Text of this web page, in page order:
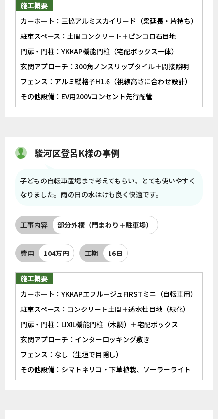
施工概要
カーポート：三協アルミスカイリード（梁延長・片持ち）
駐車スペース：土間コンクリート＋ピンコロ石目地
門扉・門柱：YKKAP機能門柱（宅配ボックス一体）
玄関アプローチ：300角ノンスリップタイル＋間接照明
フェンス：アルミ縦格子H1.6（視線高さに合わせ設計）
その他設備：EV用200Vコンセント先行配管
駿河区登呂K様の事例
子どもの自転車置場まで考えてもらい、とても使いやすく
なりました。雨の日の水はけも良く快適です。
工事内容 部分外構（門まわり＋駐車場）
費用 104万円 工期 16日
施工概要
カーポート：YKKAPエフルージュFIRSTミニ（自転車用）
駐車スペース：コンクリート土間＋透水性目地（緑化）
門扉・門柱：LIXIL機能門柱（木調）＋宅配ボックス
玄関アプローチ：インターロッキング敷き
フェンス：なし（生垣で目隠し）
その他設備：シマトネリコ・下草植栽、ソーラーライト